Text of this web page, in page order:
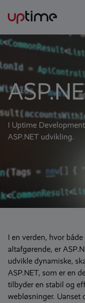
I Uptime
ASP.NET udvikling.
I en verden, hvor
altafgørende, er
udvikle dynamiske,
ASP.NET, som er en
tilbyder en stabil og
webløsninger. Uanset